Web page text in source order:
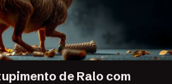
de Ralo com